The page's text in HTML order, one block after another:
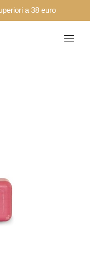
a 38 euro